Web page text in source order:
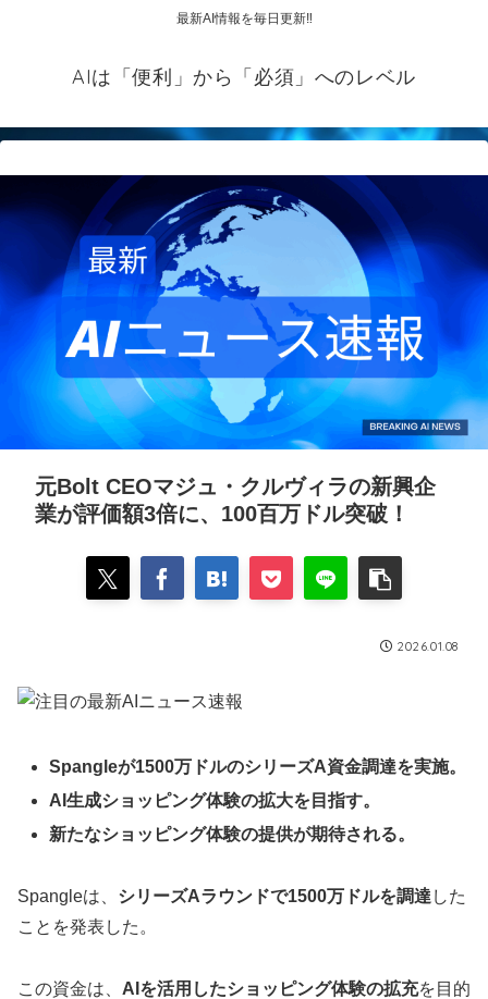
最新AI情報を毎日更新‼
AIは「便利」から「必須」へのレベル
元Bolt CEOマジュ・クルヴィラの新興企
業が評価額3倍に、100百万ドル突破！
2026.01.08
Spangleが1500万ドルのシリーズA資金調達を実施。
AI生成ショッピング体験の拡大を目指す。
新たなショッピング体験の提供が期待される。
Spangleは、 シリーズAラウンドで1500万ドルを調達 した
ことを発表した。
この資金は、 AIを活用したショッピング体験の拡充を目的